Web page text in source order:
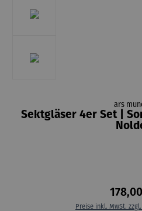
ars
Sektgläser 4er Set |
Preise inkl. MwSt.